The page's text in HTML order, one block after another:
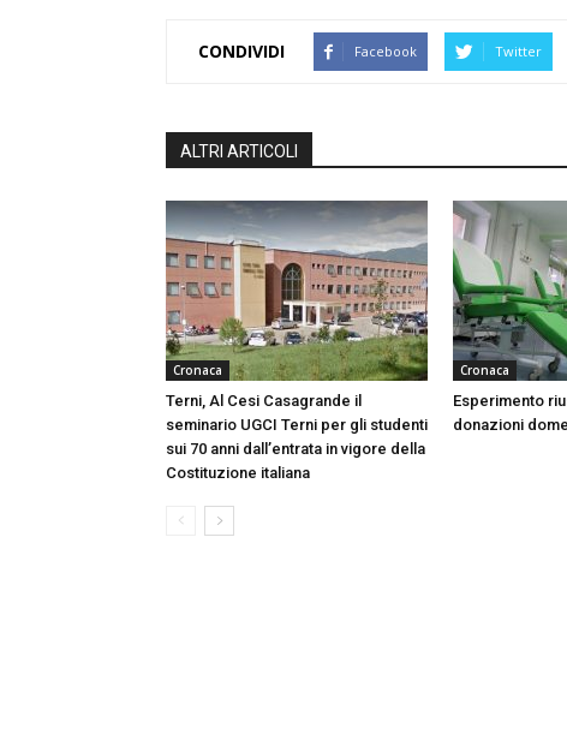
CONDIVIDI Facebook Twitter
ALTRI ARTICOLI
Cronaca
Terni, Al Cesi Casagrande il
seminario UGCI Terni per gli studenti
sui 70 anni dall’entrata in vigore della
Costituzione italiana
Cronaca
Esperimento
donazioni